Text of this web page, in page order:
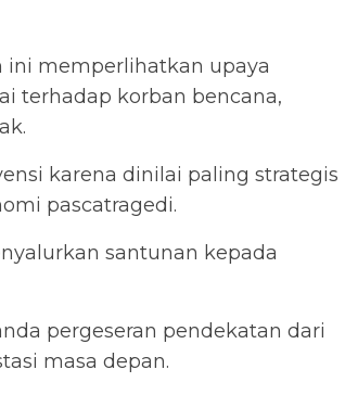
ini memperlihatkan upaya
terhadap korban bencana,
karena dinilai paling strategis
pascatragedi.
santunan kepada
pergeseran pendekatan dari
masa depan.